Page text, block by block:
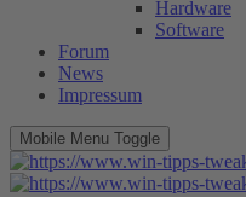
Hardware
Software
Forum
News
Impressum
Mobile Menu Toggle